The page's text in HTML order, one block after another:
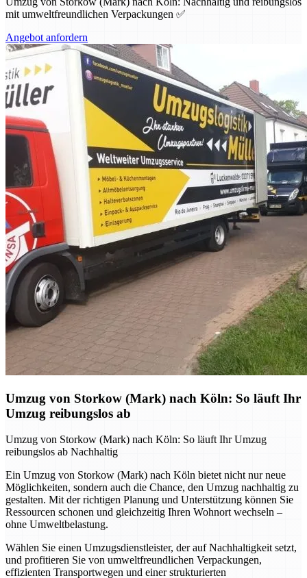
mit umweltfreundlichen Verpackungen ✅
Angebot anfordern
Umzug von Storkow (Mark) nach Köln: So läuft Ihr
Umzug reibungslos ab
Umzug von Storkow (Mark) nach Köln: So läuft Ihr Umzug
reibungslos ab Nachhaltig
Ein Umzug von Storkow (Mark) nach Köln bietet nicht nur neue
Möglichkeiten, sondern auch die Chance, den Umzug nachhaltig zu
gestalten. Mit der richtigen Planung und Unterstützung können Sie
Ressourcen schonen und gleichzeitig Ihren Wohnort wechseln –
ohne Umweltbelastung.
Wählen Sie einen Umzugsdienstleister, der auf Nachhaltigkeit setzt,
und profitieren Sie von umweltfreundlichen Verpackungen,
effizienten Transportwegen und einer strukturierten